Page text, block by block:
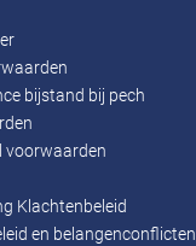
bijstand bij pech
voorwaarden
Klachtenbeleid
en belangenconflicten